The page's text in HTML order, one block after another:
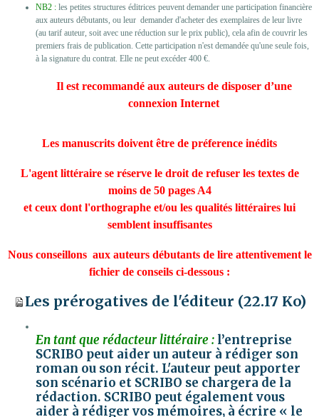
NB2 : les petites structures éditrices peuvent demander une participation financière
aux auteurs débutants, ou leur demander d'acheter des exemplaires de leur livre
(au tarif auteur, soit avec une réduction sur le prix public), cela afin de couvrir les
premiers frais de publication. Cette participation n'est demandée qu'une seule fois,
à la signature du contrat. Elle ne peut excéder 400 €.
Il est recommandé aux auteurs de disposer d’une
connexion Internet
Les manuscrits doivent être de préference inédits
L'agent littéraire se réserve le droit de refuser les textes de
moins de 50 pages A4
et ceux dont l'orthographe et/ou les qualités littéraires lui
semblent insuffisantes
Nous conseillons aux auteurs débutants de lire attentivement le
fichier de conseils ci-dessous :
Les prérogatives de l'éditeur (22.17 Ko)
En tant que rédacteur littéraire : l’entreprise
SCRIBO peut aider un auteur à rédiger son
roman ou son récit. L'auteur peut apporter
son scénario et SCRIBO se chargera de la
rédaction. SCRIBO peut également vous
aider à rédiger vos mémoires, à écrire « le